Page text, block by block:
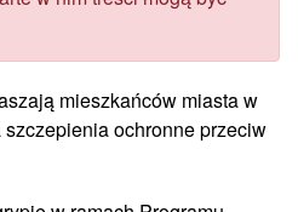
mieszkańców miasta w
ochronne przeciw